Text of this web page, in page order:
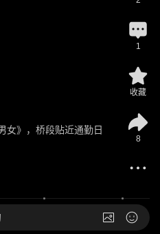
女》，桥段贴近通勤日
1
收藏
8